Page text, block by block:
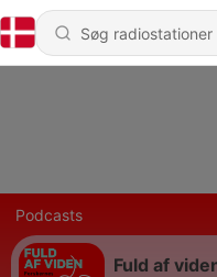
Podcasts
Fuld af